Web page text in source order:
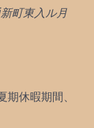
町東入ル月
休暇期間、